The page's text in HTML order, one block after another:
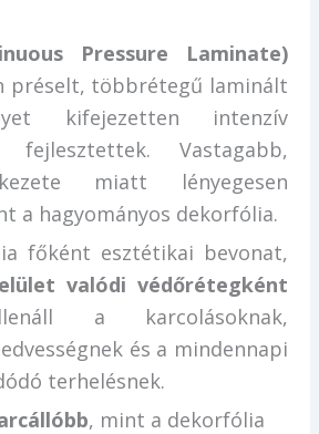
Pressure Laminate)
préselt, többrétegű laminált
kifejezetten intenzív
fejlesztettek. Vastagabb,
miatt lényegesen
a hagyományos dekorfólia.
főként esztétikai bevonat,
valódi védőrétegként
a karcolásoknak,
és a mindennapi
terhelésnek.
, mint a dekorfólia